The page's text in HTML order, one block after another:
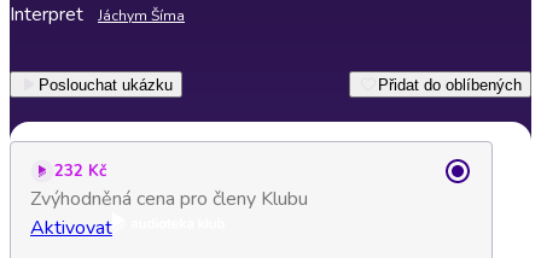
Interpret Jáchym Šíma
Poslouchat ukázku Přidat do oblíbených
232 Kč
Zvýhodněná cena pro členy Klubu
Aktivovat